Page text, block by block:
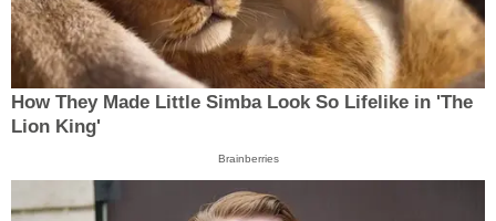
How They Made Little Simba Look So Lifelike in 'The
Lion King'
Brainberries